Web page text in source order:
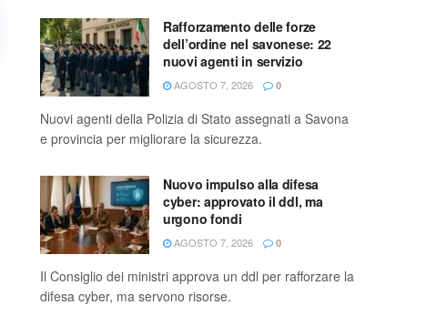
Rafforzamento delle forze
dell’ordine nel savonese: 22
nuovi agenti in servizio
AGOSTO 7, 2026 0
Nuovi agenti della Polizia di Stato assegnati a Savona
e provincia per migliorare la sicurezza.
Nuovo impulso alla difesa
cyber: approvato il ddl, ma
urgono fondi
AGOSTO 7, 2026 0
Il Consiglio dei ministri approva un ddl per rafforzare la
difesa cyber, ma servono risorse.